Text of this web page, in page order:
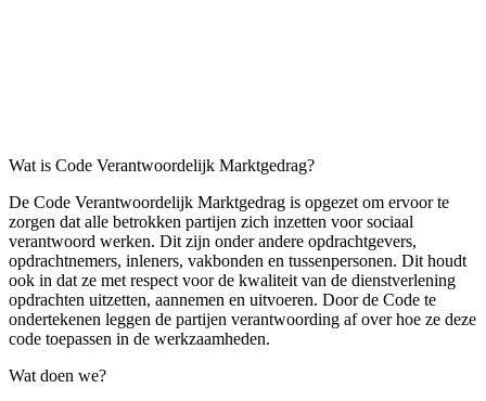
Wat is Code Verantwoordelijk Marktgedrag?
De Code Verantwoordelijk Marktgedrag is opgezet om ervoor te
zorgen dat alle betrokken partijen zich inzetten voor sociaal
verantwoord werken. Dit zijn onder andere opdrachtgevers,
opdrachtnemers, inleners, vakbonden en tussenpersonen. Dit houdt
ook in dat ze met respect voor de kwaliteit van de dienstverlening
opdrachten uitzetten, aannemen en uitvoeren. Door de Code te
ondertekenen leggen de partijen verantwoording af over hoe ze deze
code toepassen in de werkzaamheden.
Wat doen we?